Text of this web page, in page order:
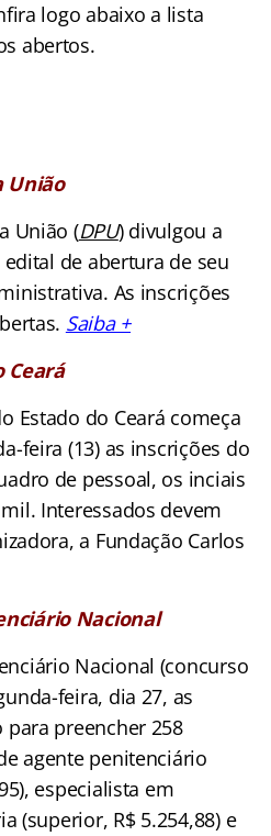
logo abaixo a lista
abertos.
União
União (DPU) divulgou a
de abertura de seu
As inscrições
Saiba +
Ceará
Estado do Ceará começa
feira (13) as inscrições do
de pessoal, os inciais
Interessados devem
a Fundação Carlos
Nacional
Nacional (concurso
feira, dia 27, as
preencher 258
agente penitenciário
especialista em
(superior, R$ 5.254,88) e